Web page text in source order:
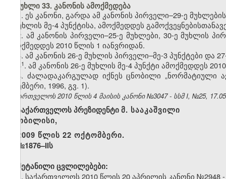
მუხლი 33. კანონის ამოქმედება
1. ეს კანონი, გარდა ამ კანონის პირველი–29-ე
ე მუხლის მე-4 პუნქტისა, ამოქმედდეს
2. ამ კანონის პირველი–25-ე მუხლები, 30-ე მუხლის
ამოქმედდეს 2010 წლის 1 იანვრიდან.
3. ამ კანონის 26-ე მუხლის პირველი–მე-3 პუნქტები და
3​1. ამ კანონის 26-ე მუხლის მე-4 პუნქტი ამოქმედდეს
4. ძალადაკარგულად იქნეს ცნობილი „ნორმატიული
ნოემბერი, 1996, გვ. 1).
საქართველოს 2010 წლის 4 მაისის კანონი №3047 - სსმ I, №25,
საქართველოს პრეზიდენტიმ. სააკაშვილი
თბილისი,
2009 წლის 22 ოქტომბერი.
№1876–IIს
შეტანილი ცვლილებები:
1. საქართველოს 2010 წლის 20 აპრილის კანონი №2948 -